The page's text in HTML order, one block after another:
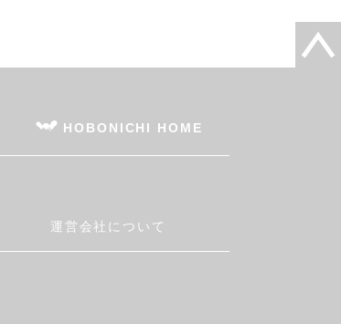
HOBONICHI HOME
運営会社について